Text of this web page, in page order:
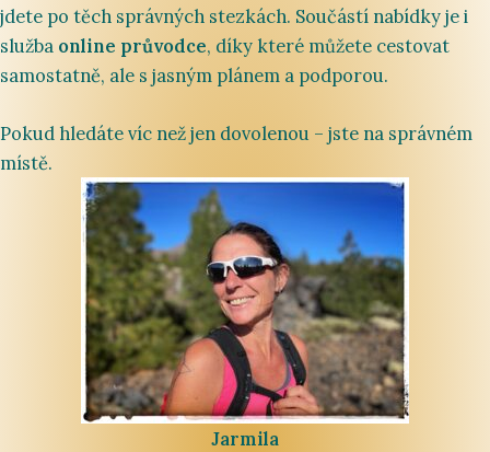
jdete po těch správných stezkách. Součástí nabídky je i
služba online průvodce, díky které můžete cestovat
samostatně, ale s jasným plánem a podporou.
Pokud hledáte víc než jen dovolenou – jste na správném
místě.
Jarmila